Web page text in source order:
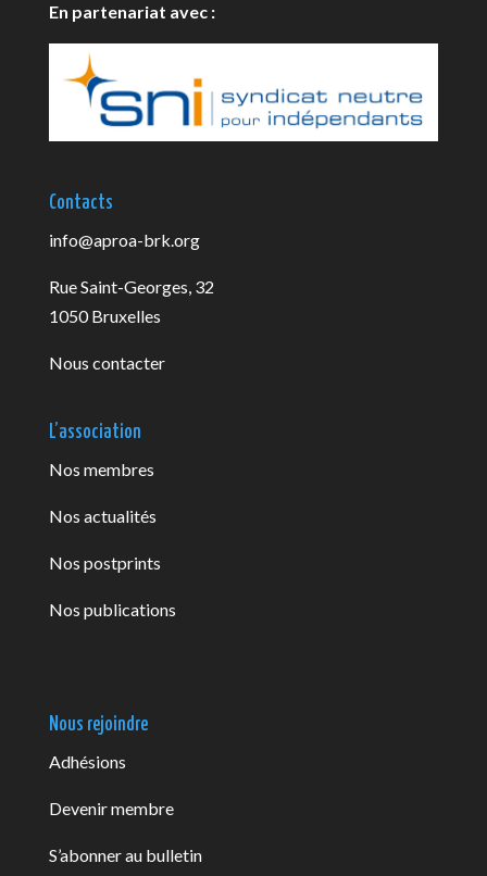
En partenariat avec :
Contacts
info@aproa-brk.org
Rue Saint-Georges, 32
1050 Bruxelles
Nous contacter
L’association
Nos membres
Nos actualités
Nos postprints
Nos publications
Nous rejoindre
Adhésions
Devenir membre
S’abonner au bulletin